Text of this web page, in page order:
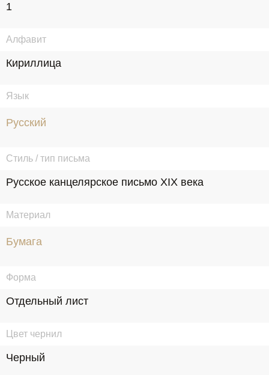
1
Алфавит
Кириллица
Язык
Русский
Стиль / тип письма
Русское канцелярское письмо XIX века
Материал
Бумага
Форма
Отдельный лист
Цвет чернил
Черный